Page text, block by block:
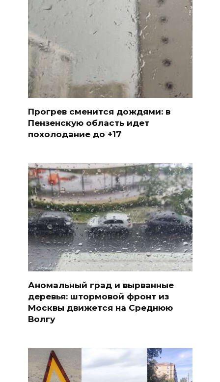
Прогрев сменится дождями: в
Пензенскую область идет
похолодание до +17
Аномальный град и вырванные
деревья: штормовой фронт из
Москвы движется на Среднюю
Волгу